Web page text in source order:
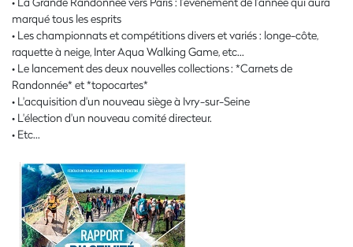
marqué tous les esprits
• Les championnats et compétitions divers et variés : longe-côte,
raquette à neige, Inter Aqua Walking Game, etc…
• Le lancement des deux nouvelles collections : *Carnets de
Randonnée* et *topocartes*
• L'acquisition d'un nouveau siège à Ivry-sur-Seine
• L'élection d'un nouveau comité directeur.
• Etc…